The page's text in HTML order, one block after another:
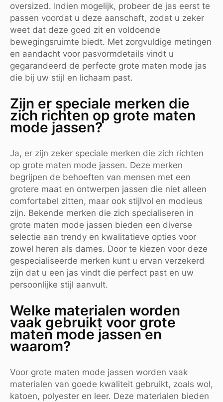
oversized. Indien mogelijk, probeer de jas eerst te
passen voordat u deze aanschaft, zodat u zeker
weet dat deze goed zit en voldoende
bewegingsruimte biedt. Met zorgvuldige metingen
en aandacht voor pasvormdetails vindt u
gegarandeerd de perfecte grote maten mode jas
die bij uw stijl en lichaam past.
Zijn er speciale merken die
zich richten op grote maten
mode jassen?
Ja, er zijn zeker speciale merken die zich richten
op grote maten mode jassen. Deze merken
begrijpen de behoeften van mensen met een
grotere maat en ontwerpen jassen die niet alleen
comfortabel zitten, maar ook stijlvol en modieus
zijn. Bekende merken die zich specialiseren in
grote maten mode jassen bieden een diverse
selectie aan trendy en kwalitatieve opties voor
zowel heren als dames. Door te kiezen voor deze
gespecialiseerde merken kunt u ervan verzekerd
zijn dat u een jas vindt die perfect past en uw
persoonlijke stijl aanvult.
Welke materialen worden
vaak gebruikt voor grote
maten mode jassen en
waarom?
Voor grote maten mode jassen worden vaak
materialen van goede kwaliteit gebruikt, zoals wol,
katoen, polyester en leer. Deze materialen bieden